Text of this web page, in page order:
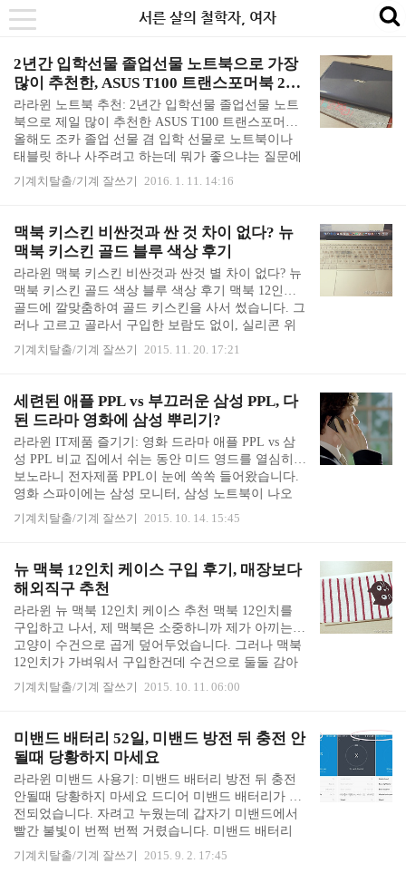
본
문
내
비
카
테
toggle
서른 살의 철학자, 여자
2년간 입학선물 졸업선물 노트북으로 가장
많이 추천한, ASUS T100 트랜스포머북 2년
후기
라라윈 노트북 추천: 2년간 입학선물 졸업선물 노트
북으로 제일 많이 추천한 ASUS T100 트랜스포머북
올해도 조카 졸업 선물 겸 입학 선물로 노트북이나
태블릿 하나 사주려고 하는데 뭐가 좋으냐는 질문에
작년, 제작년과 똑같은 답을 했습니다. "ASUS T100
괜찮아요. 가격이 40만원 정도이고, 윈도우 태블릿
태블릿으로도 쓸 수 있어요." 라며 아수스 티100 모
델을 추천했습니다. 현재까지 제가 써본 중에는 가성
비 (가격 대비 성능)이 제일 좋습니다. ASUS T100 트
랜스포머북 가격 에이수스 티100 트랜스포머북을 입
학선물 노트북으로 강추하는 가장 큰 이유가 '가격'인
데, 혹시나 가격이 오른 것은 아닌지 찾아보니, 오히
려 가격이 약간 더 떨어져..
기계치탈출/기계 잘쓰기 2016. 1. 11. 14:16
맥북 키스킨 비싼것과 싼 것 차이 없다? 뉴
맥북 키스킨 골드 블루 색상 후기
라라윈 맥북 키스킨 비싼것과 싼것 별 차이 없다? 뉴
맥북 키스킨 골드 색상 블루 색상 후기 맥북 12인치
골드에 깔맞춤하여 골드 키스킨을 사서 썼습니다. 그
러나 고르고 골라서 구입한 보람도 없이, 실리콘 위
에 색을 덧 발라 놓은 키스킨의 내구성은 형편없었습
니다. 만 원 짜리 뉴맥북 골드 키스킨 ▶︎ 구입 직후 상
구입 직후에는 뉴 맥북 골드에 골드 색상 키스킨이
깔맞춤이 아주 아름다웠습니다. 12,000원~3만원에
파는 키스킨을 특가세일로 6천원에 구입해서 마냥
좋았습니다. (현재도 이 제품은 배송비 별도에 만원
이상에 판매되고 있습니다) 뉴 맥북 키스킨은 기존
맥북 에어, 맥북 프로 레티나 키스킨보다 얇았습니
다. 12인치 뉴맥북이 얇아서, 기존 키..
기계치탈출/기계 잘쓰기 2015. 11. 20. 17:21
세련된 애플 PPL vs 부끄러운 삼성 PPL, 다
된 드라마 영화에 삼성 뿌리기?
라라윈 IT제품 즐기기: 영화 드라마 애플 PPL vs 삼
성 PPL 비교 집에서 쉬는 동안 미드 영드를 열심히
보노라니 전자제품 PPL이 눈에 쏙쏙 들어왔습니다.
영화 스파이에는 삼성 모니터, 삼성 노트북이 나오
고, 영드 휴먼스에서 레오가 쓰는 노트북은 에이서
아스파이어 S7이고, 명탐정 코난에서 코난의 최근 핸
겸 후루야 레이)는 아이폰을 씁니다. 이렇게 보다가
외국 영화와 드라마에서 한국 제품들이 보이면 무척
반갑습니다. NCIS 전 시즌을 통털어 LG 전화가 3번
정도 클로즈업 된 적이 있는데 (피해자 전화 증거물
로 등장했음) 그것만으로도 무척 반가웠어요. 해외여
행 갔을 때 공항에서 삼성 TV나 LG TV를 본 기분이
랄까요, 그러나 최근의 삼성 PPL..
기계치탈출/기계 잘쓰기 2015. 10. 14. 15:45
뉴 맥북 12인치 케이스 구입 후기, 매장보다
해외직구 추천
라라윈 뉴 맥북 12인치 케이스 추천 맥북 12인치를
구입하고 나서, 제 맥북은 소중하니까 제가 아끼는
고양이 수건으로 곱게 덮어두었습니다. 그러나 맥북
12인치가 가벼워서 구입한건데 수건으로 둘둘 감아
서 가지고 나갈 수는 없으니 바로 나가서 뉴맥북 12
인치 케이스를 사 왔습니다. 당장 케이스가 있어야만
후 바로 해외직구를 하지 않은 것이 후회가 됩니다.
해외에는 다양한 케이스를 더 싸게 파는데, 근처 매
장에는 단조로운 종류를 비싸게 팝니다. ㅠㅠ 맥북
케이스 해외직구 팁, New Macbook Sleeve를 검색하
세요. 한국 쇼핑몰보다 해외 사이트에 근사한 맥북 1
2인치 케이스들이 많았습니다. 아무래도 우리보다
뉴맥북이 먼저 출시되었고, 사용자도 더 ..
기계치탈출/기계 잘쓰기 2015. 10. 11. 06:00
미밴드 배터리 52일, 미밴드 방전 뒤 충전 안
될때 당황하지 마세요
라라윈 미밴드 사용기: 미밴드 배터리 방전 뒤 충전
안될때 당황하지 마세요 드디어 미밴드 배터리가 방
전되었습니다. 자려고 누웠는데 갑자기 미밴드에서
빨간 불빛이 번쩍 번쩍 거렸습니다. 미밴드 배터리
확인을 해보니, 1% 남았다고 나왔습니다. 새벽 1시
반 쯤 배터리 1% 남았다고 나오더니, 아침 7시 반 경
기계치탈출/기계 잘쓰기 2015. 9. 2. 17:45